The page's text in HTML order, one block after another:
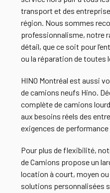
transport et des
région. Nous sommes
professionnalisme, notre
détail, que ce soit pour
ou la réparation de toutes
HINO Montréal est aussi
de camions neufs Hino.
complète de camions
aux besoins réels des
exigences de
Pour plus de flexibilité,
de Camions propose un
location à court, moyen
solutions personnalisées